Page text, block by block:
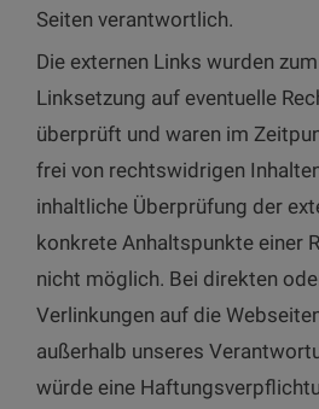
Seiten verantwortlich.
Die externen Links wurden
Linksetzung auf eventuelle
überprüft und waren im
frei von rechtswidrigen
inhaltliche Überprüfung der
konkrete Anhaltspunkte einer
nicht möglich. Bei direkten
Verlinkungen auf die
außerhalb unseres
würde eine